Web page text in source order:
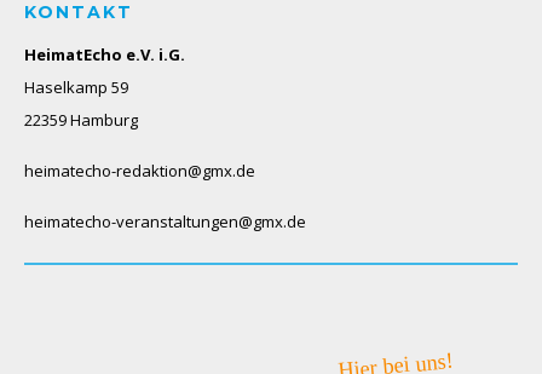
KONTAKT
HeimatEcho e.V. i.G.
Haselkamp 59
22359 Hamburg
heimatecho-redaktion@gmx.de
heimatecho-veranstaltungen@gmx.de